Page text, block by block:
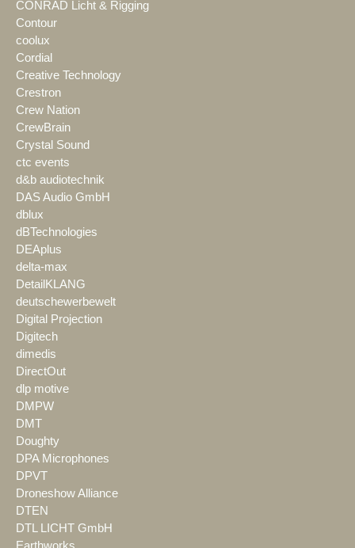
CONRAD Licht & Rigging
Contour
coolux
Cordial
Creative Technology
Crestron
Crew Nation
CrewBrain
Crystal Sound
ctc events
d&b audiotechnik
DAS Audio GmbH
dblux
dBTechnologies
DEAplus
delta-max
DetailKLANG
deutschewerbewelt
Digital Projection
Digitech
dimedis
DirectOut
dlp motive
DMPW
DMT
Doughty
DPA Microphones
DPVT
Droneshow Alliance
DTEN
DTL LICHT GmbH
Earthworks